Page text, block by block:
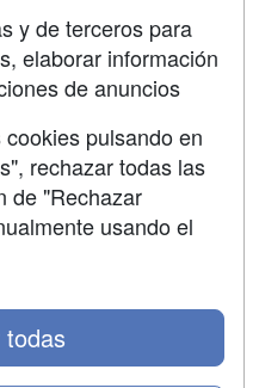
y de terceros para
elaborar información
de anuncios
pulsando en
rechazar todas las
de "Rechazar
usando el